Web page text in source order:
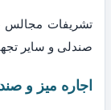
تشریفات مجالس
صندلی و سایر
اجاره میز و